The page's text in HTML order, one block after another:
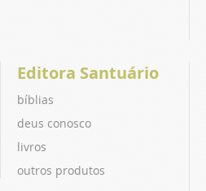
Editora Santuário
bíblias
deus conosco
livros
outros produtos